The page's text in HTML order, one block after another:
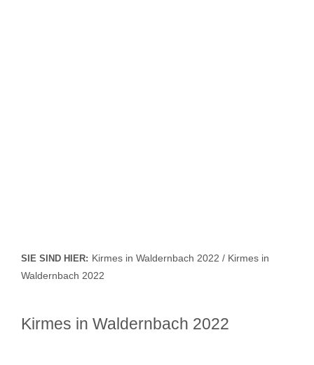
SIE SIND HIER: Kirmes in Waldernbach 2022 / Kirmes in
Waldernbach 2022
Kirmes in Waldernbach 2022